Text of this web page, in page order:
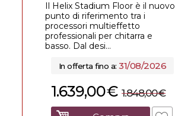
Il Helix Stadium Floor è il nuovo
punto di riferimento tra i
processori multieffetto
professionali per chitarra e
basso. Dal desi...
In offerta fino a:31/08/2026
€
1.639,00 €
1.848,00